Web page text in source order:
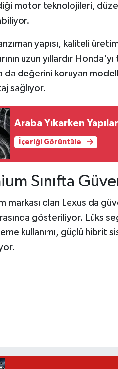
motor teknolojileri,
yapısı, kaliteli
uzun yıllardır
da değerini koruyan
sağlıyor.
Araba Yıkarken
İçeriği Görüntüle
Sınıfta
markası olan Lexus da
gösteriliyor. Lüks
kullanımı, güçlü hibrit